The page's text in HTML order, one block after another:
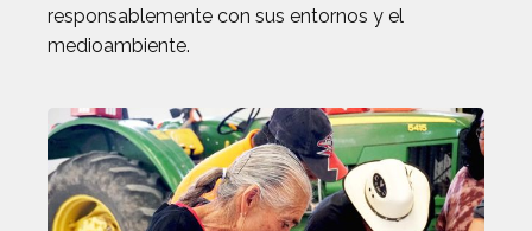
responsablemente con sus entornos y el
medioambiente.